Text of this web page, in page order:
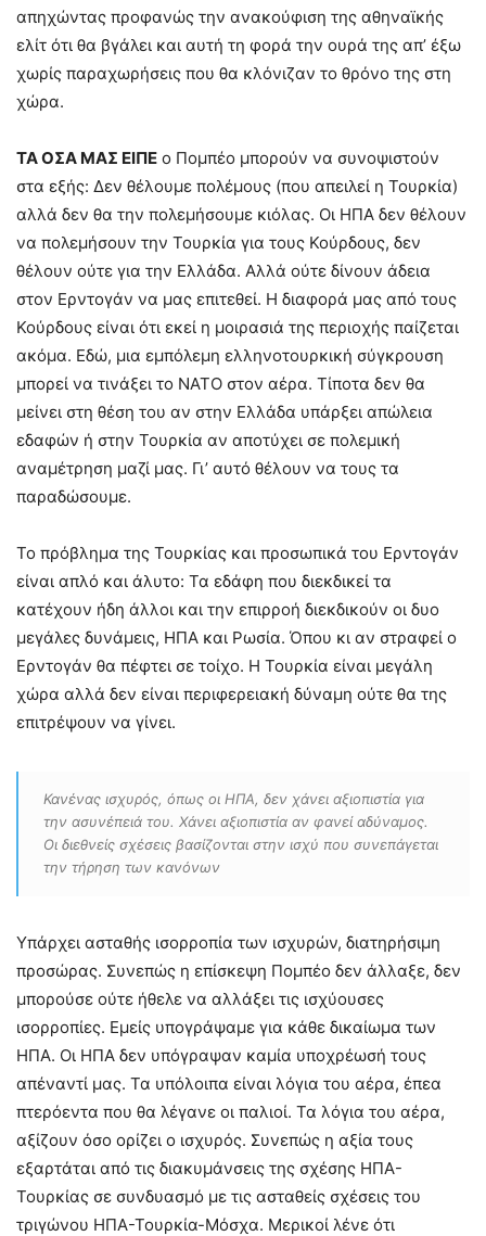
απηχώντας προφανώς την ανακούφιση της αθηναϊκής
ελίτ ότι θα βγάλει και αυτή τη φορά την ουρά της απ’ έξω
χωρίς παραχωρήσεις που θα κλόνιζαν το θρόνο της στη
χώρα.
ΤΑ ΟΣΑ ΜΑΣ ΕΙΠΕ ο Πομπέο μπορούν να συνοψιστούν
στα εξής: Δεν θέλουμε πολέμους (που απειλεί η Τουρκία)
αλλά δεν θα την πολεμήσουμε κιόλας. Οι ΗΠΑ δεν θέλουν
να πολεμήσουν την Τουρκία για τους Κούρδους, δεν
θέλουν ούτε για την Ελλάδα. Αλλά ούτε δίνουν άδεια
στον Ερντογάν να μας επιτεθεί. Η διαφορά μας από τους
Κούρδους είναι ότι εκεί η μοιρασιά της περιοχής παίζεται
ακόμα. Εδώ, μια εμπόλεμη ελληνοτουρκική σύγκρουση
μπορεί να τινάξει το ΝΑΤΟ στον αέρα. Τίποτα δεν θα
μείνει στη θέση του αν στην Ελλάδα υπάρξει απώλεια
εδαφών ή στην Τουρκία αν αποτύχει σε πολεμική
αναμέτρηση μαζί μας. Γι’ αυτό θέλουν να τους τα
παραδώσουμε.
Το πρόβλημα της Τουρκίας και προσωπικά του Ερντογάν
είναι απλό και άλυτο: Τα εδάφη που διεκδικεί τα
κατέχουν ήδη άλλοι και την επιρροή διεκδικούν οι δυο
μεγάλες δυνάμεις, ΗΠΑ και Ρωσία. Όπου κι αν στραφεί ο
Ερντογάν θα πέφτει σε τοίχο. Η Τουρκία είναι μεγάλη
χώρα αλλά δεν είναι περιφερειακή δύναμη ούτε θα της
επιτρέψουν να γίνει.
Κανένας ισχυρός, όπως οι ΗΠΑ, δεν χάνει αξιοπιστία για
την ασυνέπειά του. Χάνει αξιοπιστία αν φανεί αδύναμος.
Οι διεθνείς σχέσεις βασίζονται στην ισχύ που συνεπάγεται
την τήρηση των κανόνων
Υπάρχει ασταθής ισορροπία των ισχυρών, διατηρήσιμη
προσώρας. Συνεπώς η επίσκεψη Πομπέο δεν άλλαξε, δεν
μπορούσε ούτε ήθελε να αλλάξει τις ισχύουσες
ισορροπίες. Εμείς υπογράψαμε για κάθε δικαίωμα των
ΗΠΑ. Οι ΗΠΑ δεν υπόγραψαν καμία υποχρέωσή τους
απέναντί μας. Τα υπόλοιπα είναι λόγια του αέρα, έπεα
πτερόεντα που θα λέγανε οι παλιοί. Τα λόγια του αέρα,
αξίζουν όσο ορίζει ο ισχυρός. Συνεπώς η αξία τους
εξαρτάται από τις διακυμάνσεις της σχέσης ΗΠΑ-
Τουρκίας σε συνδυασμό με τις ασταθείς σχέσεις του
τριγώνου ΗΠΑ-Τουρκία-Μόσχα. Μερικοί λένε ότι